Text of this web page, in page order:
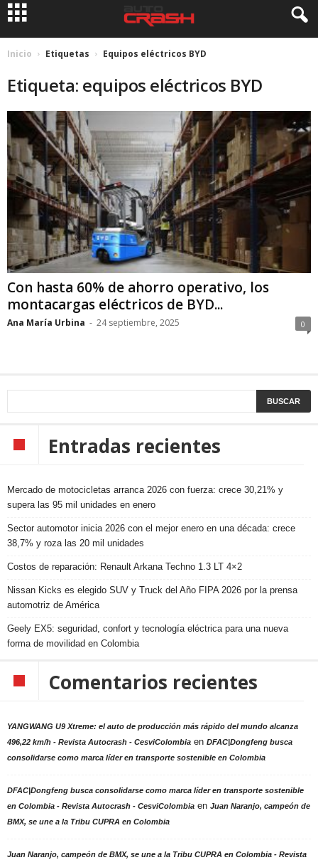
Inicio Etiquetas Equipos eléctricos BYD
Etiqueta: equipos eléctricos BYD
Con hasta 60% de ahorro operativo, los
montacargas eléctricos de BYD...
Ana María Urbina - 24 septiembre, 2025 0
Entradas recientes
Mercado de motocicletas arranca 2026 con fuerza: crece 30,21% y
supera las 95 mil unidades en enero
Sector automotor inicia 2026 con el mejor enero en una década: crece
38,7% y roza las 20 mil unidades
Costos de reparación: Renault Arkana Techno 1.3 LT 4×2
Nissan Kicks es elegido SUV y Truck del Año FIPA 2026 por la prensa
automotriz de América
Geely EX5: seguridad, confort y tecnología eléctrica para una nueva
forma de movilidad en Colombia
Comentarios recientes
YANGWANG U9 Xtreme: el auto de producción más rápido del mundo alcanza
496,22 km/h - Revista Autocrash - CesviColombia en DFAC|Dongfeng busca
consolidarse como marca líder en transporte sostenible en Colombia
DFAC|Dongfeng busca consolidarse como marca líder en transporte sostenible
en Colombia - Revista Autocrash - CesviColombia en Juan Naranjo, campeón de
BMX, se une a la Tribu CUPRA en Colombia
Juan Naranjo, campeón de BMX, se une a la Tribu CUPRA en Colombia - Revista